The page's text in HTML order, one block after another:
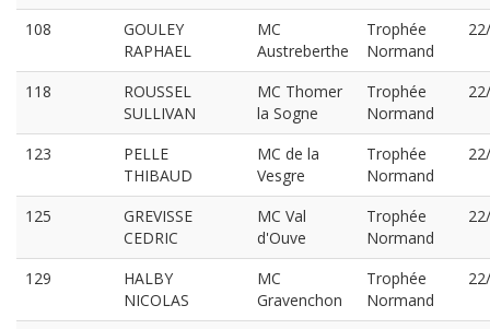
108
GOULEY
RAPHAEL
MC
Austreberthe
Trophée
Normand
118
ROUSSEL
SULLIVAN
MC Thomer
la Sogne
Trophée
Normand
123
PELLE
THIBAUD
MC de la
Vesgre
Trophée
Normand
125
GREVISSE
CEDRIC
MC Val
d'Ouve
Trophée
Normand
129
HALBY
NICOLAS
MC
Gravenchon
Trophée
Normand